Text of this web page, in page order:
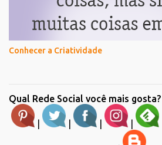
Conhecer a Criatividade
Qual Rede Social você mais gosta?
| | | | |